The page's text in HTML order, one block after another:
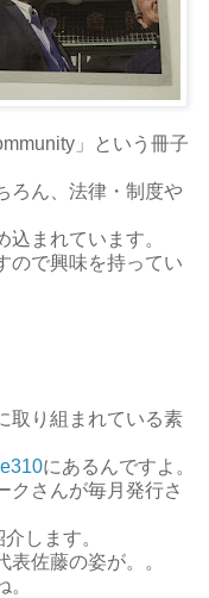
」という冊子
ろん、法律・制度や
まれています。
ので興味を持ってい
取り組まれている素
にあるんですよ。
クさんが毎月発行さ
します。
佐藤の姿が。。